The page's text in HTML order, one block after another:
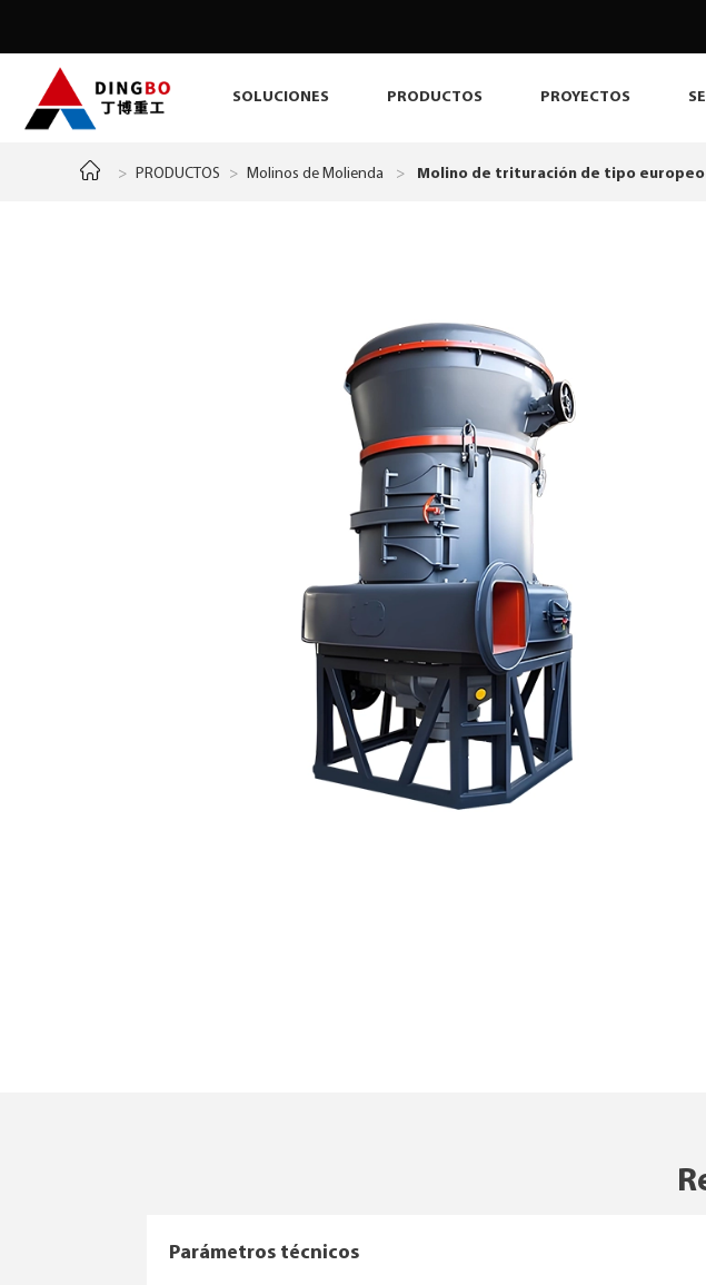
SOLUCIONES PRODUCTOS PROYECTOS
> PRODUCTOS > Molinos de Molienda > Molino de trituración de tipo europeo
Parámetros técnicos